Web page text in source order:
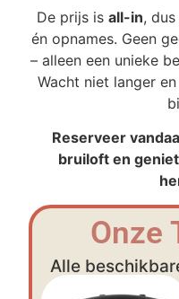
De prijs is all-in,
én opnames. Geen
– alleen een unieke
Wacht niet langer
Reserveer
bruiloft en
Onze
Alle